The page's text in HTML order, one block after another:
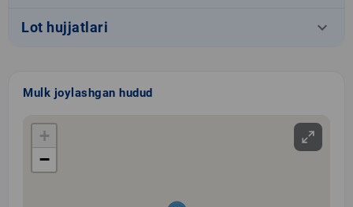
Lot hujjatlari keyboard_arrow_down
Mulk joylashgan hudud
+
−